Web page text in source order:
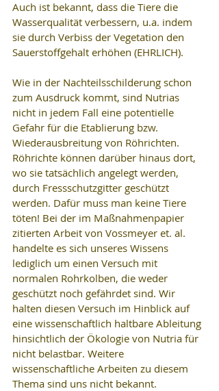
Auch ist bekannt, dass die Tiere die
Wasserqualität verbessern, u.a. indem
sie durch Verbiss der Vegetation den
Sauerstoffgehalt erhöhen (EHRLICH).
Wie in der Nachteilsschilderung schon
zum Ausdruck kommt, sind Nutrias
nicht in jedem Fall eine potentielle
Gefahr für die Etablierung bzw.
Wiederausbreitung von Röhrichten.
Röhrichte können darüber hinaus dort,
wo sie tatsächlich angelegt werden,
durch Fressschutzgitter geschützt
werden. Dafür muss man keine Tiere
töten! Bei der im Maßnahmenpapier
zitierten Arbeit von Vossmeyer et. al.
handelte es sich unseres Wissens
lediglich um einen Versuch mit
normalen Rohrkolben, die weder
geschützt noch gefährdet sind. Wir
halten diesen Versuch im Hinblick auf
eine wissenschaftlich haltbare Ableitung
hinsichtlich der Ökologie von Nutria für
nicht belastbar. Weitere
wissenschaftliche Arbeiten zu diesem
Thema sind uns nicht bekannt.